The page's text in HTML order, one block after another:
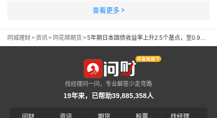
查看更多
同城理财>资讯> 同花顺期货>
找经理问一问，专业解答少走弯路
19年来，已帮助39,885,358人
问财 资讯 期货 股票 找经理